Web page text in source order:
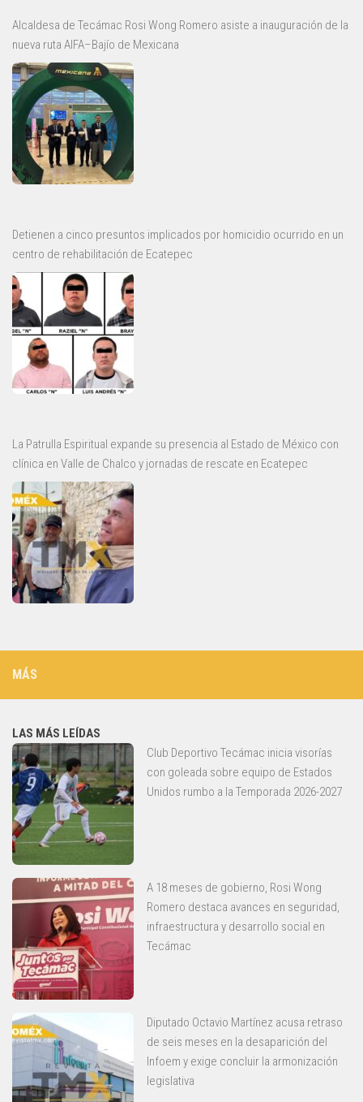
Alcaldesa de Tecámac Rosi Wong Romero asiste a inauguración de la
nueva ruta AIFA–Bajío de Mexicana
Detienen a cinco presuntos implicados por homicidio ocurrido en un
centro de rehabilitación de Ecatepec
La Patrulla Espiritual expande su presencia al Estado de México con
clínica en Valle de Chalco y jornadas de rescate en Ecatepec
MÁS
LAS MÁS LEÍDAS
Club Deportivo Tecámac inicia visorías
con goleada sobre equipo de Estados
Unidos rumbo a la Temporada 2026-2027
A 18 meses de gobierno, Rosi Wong
Romero destaca avances en seguridad,
infraestructura y desarrollo social en
Tecámac
Diputado Octavio Martínez acusa retraso
de seis meses en la desaparición del
Infoem y exige concluir la armonización
legislativa